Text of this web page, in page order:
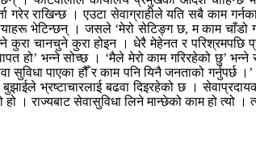
गरेर राखिन्छ । एउटा सेवाग्राहीले यति सबै काम
भेटिन्छन् । जसले ‘मेरो सेटिङ्ग छ, म काम
कुरा चानचुने कुरा होइन । धेरै मेहेनत र
हो’ भन्ने सोच्छ । ‘मैले मेरो काम गरिरहेको
पाएका हौँ र काम पनि यिनै जनताको गर्नुपर्छ
भ्रष्टाचारलाई बढवा दिइरहेको छ ।
हो । राज्यबाट सेवासुविधा लिने मान्छेको काम हो